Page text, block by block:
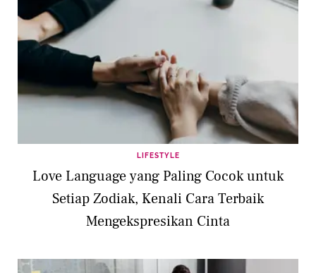
LIFESTYLE
Love Language yang Paling Cocok untuk
Setiap Zodiak, Kenali Cara Terbaik
Mengekspresikan Cinta